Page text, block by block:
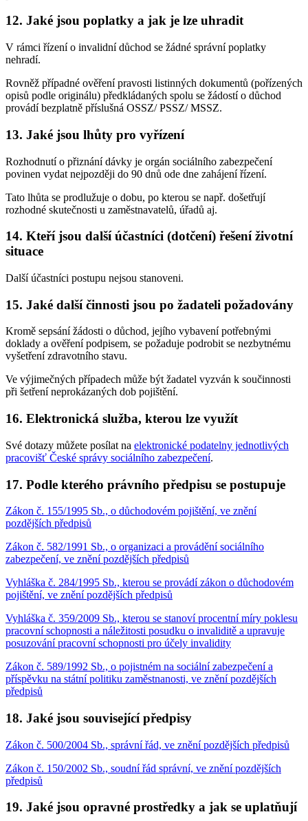
12. Jaké jsou poplatky a jak je lze uhradit
V rámci řízení o invalidní důchod se žádné správní poplatky
nehradí.
Rovněž případné ověření pravosti listinných dokumentů (pořízených
opisů podle originálu) předkládaných spolu se žádostí o důchod
provádí bezplatně příslušná OSSZ/ PSSZ/ MSSZ.
13. Jaké jsou lhůty pro vyřízení
Rozhodnutí o přiznání dávky je orgán sociálního zabezpečení
povinen vydat nejpozději do 90 dnů ode dne zahájení řízení.
Tato lhůta se prodlužuje o dobu, po kterou se např. došetřují
rozhodné skutečnosti u zaměstnavatelů, úřadů aj.
14. Kteří jsou další účastníci (dotčení) řešení životní
situace
Další účastníci postupu nejsou stanoveni.
15. Jaké další činnosti jsou po žadateli požadovány
Kromě sepsání žádosti o důchod, jejího vybavení potřebnými
doklady a ověření podpisem, se požaduje podrobit se nezbytnému
vyšetření zdravotního stavu.
Ve výjimečných případech může být žadatel vyzván k součinnosti
při šetření neprokázaných dob pojištění.
16. Elektronická služba, kterou lze využít
Své dotazy můžete posílat na elektronické podatelny jednotlivých
pracovišť České správy sociálního zabezpečení.
17. Podle kterého právního předpisu se postupuje
Zákon č. 155/1995 Sb., o důchodovém pojištění, ve znění
pozdějších předpisů
Zákon č. 582/1991 Sb., o organizaci a provádění sociálního
zabezpečení, ve znění pozdějších předpisů
Vyhláška č. 284/1995 Sb., kterou se provádí zákon o důchodovém
pojištění, ve znění pozdějších předpisů
Vyhláška č. 359/2009 Sb., kterou se stanoví procentní míry poklesu
pracovní schopnosti a náležitosti posudku o invaliditě a upravuje
posuzování pracovní schopnosti pro účely invalidity
Zákon č. 589/1992 Sb., o pojistném na sociální zabezpečení a
příspěvku na státní politiku zaměstnanosti, ve znění pozdějších
předpisů
18. Jaké jsou související předpisy
Zákon č. 500/2004 Sb., správní řád, ve znění pozdějších předpisů
Zákon č. 150/2002 Sb., soudní řád správní, ve znění pozdějších
předpisů
19. Jaké jsou opravné prostředky a jak se uplatňují